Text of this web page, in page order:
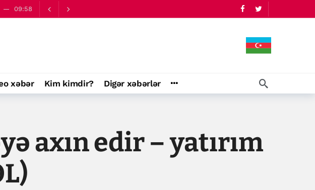
09:58
xəbər Kim kimdir? Digər xəbərlər
axın edir – yatırım